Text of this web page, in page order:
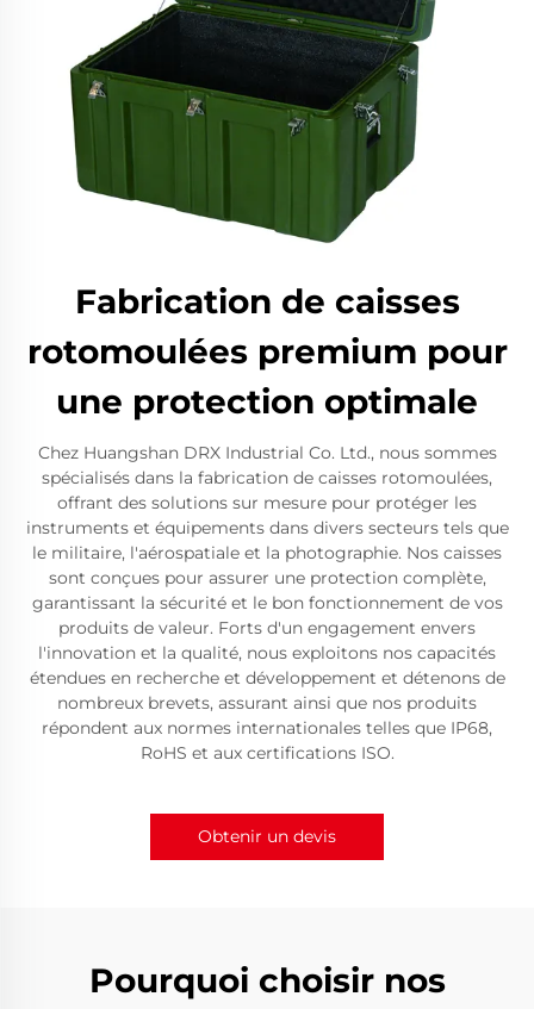
Fabrication de caisses
rotomoulées premium pour
une protection optimale
Chez Huangshan DRX Industrial Co. Ltd., nous sommes
spécialisés dans la fabrication de caisses rotomoulées,
offrant des solutions sur mesure pour protéger les
instruments et équipements dans divers secteurs tels que
le militaire, l'aérospatiale et la photographie. Nos caisses
sont conçues pour assurer une protection complète,
garantissant la sécurité et le bon fonctionnement de vos
produits de valeur. Forts d'un engagement envers
l'innovation et la qualité, nous exploitons nos capacités
étendues en recherche et développement et détenons de
nombreux brevets, assurant ainsi que nos produits
répondent aux normes internationales telles que IP68,
RoHS et aux certifications ISO.
Obtenir un devis
Pourquoi choisir nos